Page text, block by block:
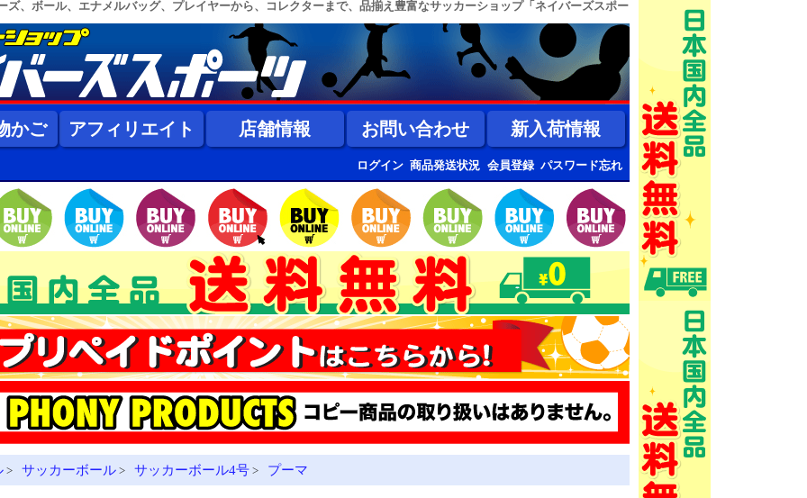
ズ、ボール、エナメルバッグ、プレイヤーから、コレクターまで、品揃え豊富なサッカーショップ「ネイバーズスポー
かご アフィリエイト 店舗情報 お問い合わせ 新入荷情報
ログイン 商品発送状況 会員登録 パスワード忘れ
> サッカーボール > サッカーボール4号 > プーマ